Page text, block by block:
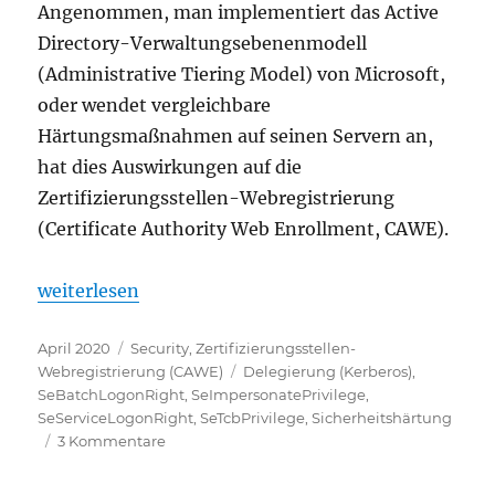
Angenommen, man implementiert das Active
Directory-Verwaltungsebenenmodell
(Administrative Tiering Model) von Microsoft,
oder wendet vergleichbare
Härtungsmaßnahmen auf seinen Servern an,
hat dies Auswirkungen auf die
Zertifizierungsstellen-Webregistrierung
(Certificate Authority Web Enrollment, CAWE).
„Benötigte Windows-Sicherheitsberechtigungen
weiterlesen
Veröffentlicht
am
April 2020 Kategorien
Security ,Zertifizierungsstellen-
Webregistrierung (CAWE)
Schlagwörter
Delegierung (Kerberos)
SeBatchLogonRight ,SeImpersonatePrivilege
SeServiceLogonRight ,SeTcbPrivilege ,Sicherheitshärtung
3 Kommentarezu